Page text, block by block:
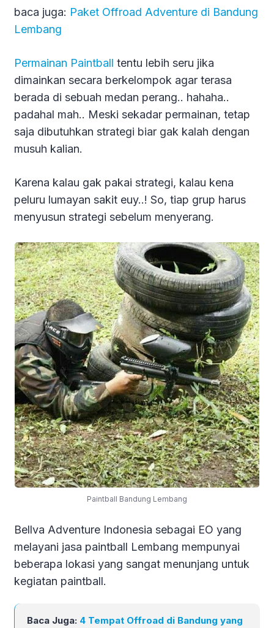
baca juga: Paket Offroad Adventure di Bandung
Lembang
Permainan Paintball tentu lebih seru jika
dimainkan secara berkelompok agar terasa
berada di sebuah medan perang.. hahaha..
padahal mah.. Meski sekadar permainan, tetap
saja dibutuhkan strategi biar gak kalah dengan
musuh kalian.
Karena kalau gak pakai strategi, kalau kena
peluru lumayan sakit euy..! So, tiap grup harus
menyusun strategi sebelum menyerang.
Paintball Bandung Lembang
Bellva Adventure Indonesia sebagai EO yang
melayani jasa paintball Lembang mempunyai
beberapa lokasi yang sangat menunjang untuk
kegiatan paintball.
Baca Juga: 4 Tempat Offroad di Bandung yang